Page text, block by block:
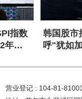
指数
年以
韩国股市
呼"犹如
营业登记 : 104-81-